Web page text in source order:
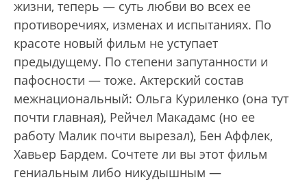
жизни, теперь — суть любви во всех ее
противоречиях, изменах и испытаниях. По
красоте новый фильм не уступает
предыдущему. По степени запутанности и
пафосности — тоже. Актерский состав
межнациональный: Ольга Куриленко (она тут
почти главная), Рейчел Макадамс (но ее
работу Малик почти вырезал), Бен Аффлек,
Хавьер Бардем. Сочтете ли вы этот фильм
гениальным либо никудышным —